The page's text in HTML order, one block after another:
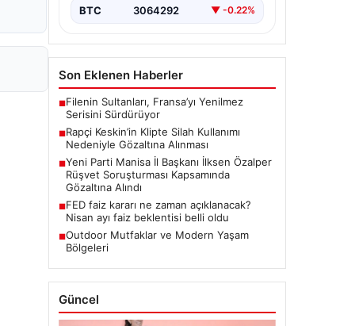
BTC 3064292 ▼ -0.22%
Son Eklenen Haberler
■Filenin Sultanları, Fransa’yı Yenilmez
Serisini Sürdürüyor
■Rapçi Keskin’in Klipte Silah Kullanımı
Nedeniyle Gözaltına Alınması
■Yeni Parti Manisa İl Başkanı İlksen Özalper
Rüşvet Soruşturması Kapsamında
Gözaltına Alındı
■FED faiz kararı ne zaman açıklanacak?
Nisan ayı faiz beklentisi belli oldu
■Outdoor Mutfaklar ve Modern Yaşam
Bölgeleri
Güncel